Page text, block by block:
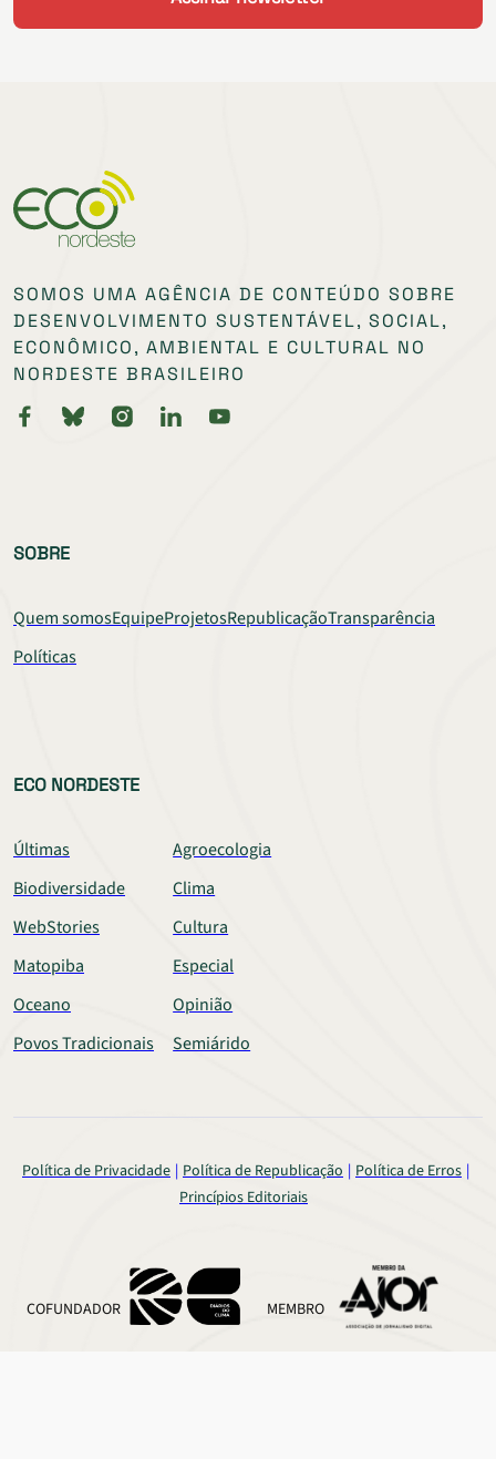
SOMOS UMA AGÊNCIA DE CONTEÚDO SOBRE
DESENVOLVIMENTO SUSTENTÁVEL, SOCIAL,
ECONÔMICO, AMBIENTAL E CULTURAL NO
NORDESTE BRASILEIRO
SOBRE
Quem somosEquipeProjetosRepublicaçãoTransparência
Políticas
ECO NORDESTE
Últimas
Agroecologia
Biodiversidade
Clima
WebStories
Cultura
Matopiba
Especial
Oceano
Opinião
Povos Tradicionais
Semiárido
Política de Privacidade Política de Republicação
Política de Erros
Princípios Editoriais
COFUNDADOR MEMBRO